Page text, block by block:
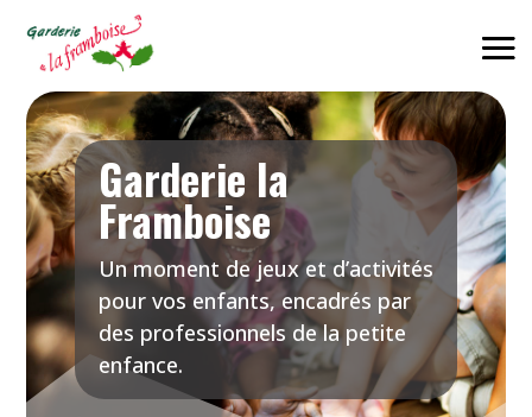
Garderie la
Framboise
Un moment de jeux et d’activités
pour vos enfants, encadrés par
des professionnels de la petite
enfance.